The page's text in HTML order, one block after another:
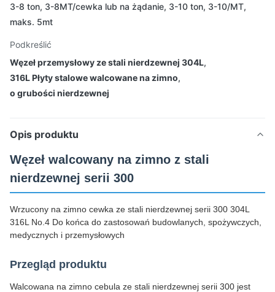
3-8 ton, 3-8MT/cewka lub na żądanie, 3-10 ton, 3-10/MT,
maks. 5mt
Podkreślić
Węzeł przemysłowy ze stali nierdzewnej 304L,
316L Płyty stalowe walcowane na zimno,
o grubości nierdzewnej
Opis produktu
Węzeł walcowany na zimno z stali
nierdzewnej serii 300
Wrzucony na zimno cewka ze stali nierdzewnej serii 300 304L
316L No.4 Do końca do zastosowań budowlanych, spożywczych,
medycznych i przemysłowych
Przegląd produktu
Walcowana na zimno cebula ze stali nierdzewnej serii 300 jest